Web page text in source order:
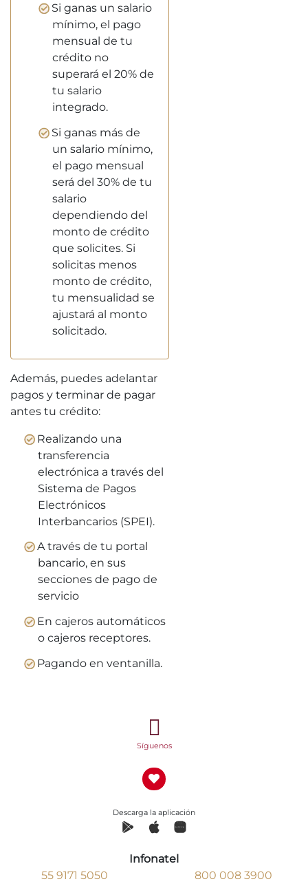
Si ganas un salario
mínimo, el pago
mensual de tu
crédito no
superará el 20% de
tu salario
integrado.
Si ganas más de
un salario mínimo,
el pago mensual
será del 30% de tu
salario
dependiendo del
monto de crédito
que solicites. Si
solicitas menos
monto de crédito,
tu mensualidad se
ajustará al monto
solicitado.
Además, puedes adelantar
pagos y terminar de pagar
antes tu crédito:
Realizando una
transferencia
electrónica a través del
Sistema de Pagos
Electrónicos
Interbancarios (SPEI).
A través de tu portal
bancario, en sus
secciones de pago de
servicio
En cajeros automáticos
o cajeros receptores.
Pagando en ventanilla.
Síguenos
Descarga la aplicación
Infonatel
55 9171 5050
800 008 3900